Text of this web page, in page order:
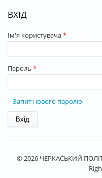
ВХІД
Ім'я користувача*
Пароль *
Запит нового паролю
© 2026 ЧЕРКАСЬКИЙ